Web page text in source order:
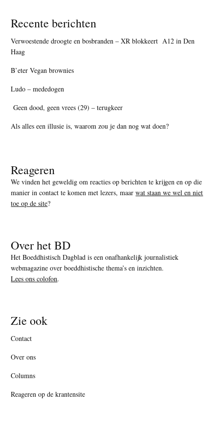
Recente berichten
Verwoestende droogte en bosbranden – XR blokkeert A12 in Den
Haag
B’eter Vegan brownies
Ludo – mededogen
Geen dood, geen vrees (29) – terugkeer
Als alles een illusie is, waarom zou je dan nog wat doen?
Reageren
We vinden het geweldig om reacties op berichten te krijgen en op die
manier in contact te komen met lezers, maarwat staan we wel en niet
toe op de site?
Over het BD
Het Boeddhistisch Dagblad is een onafhankelijk journalistiek
webmagazine over boeddhistische thema’s en inzichten.
Lees ons colofon.
Zie ook
Contact
Over ons
Columns
Reageren op de krantensite